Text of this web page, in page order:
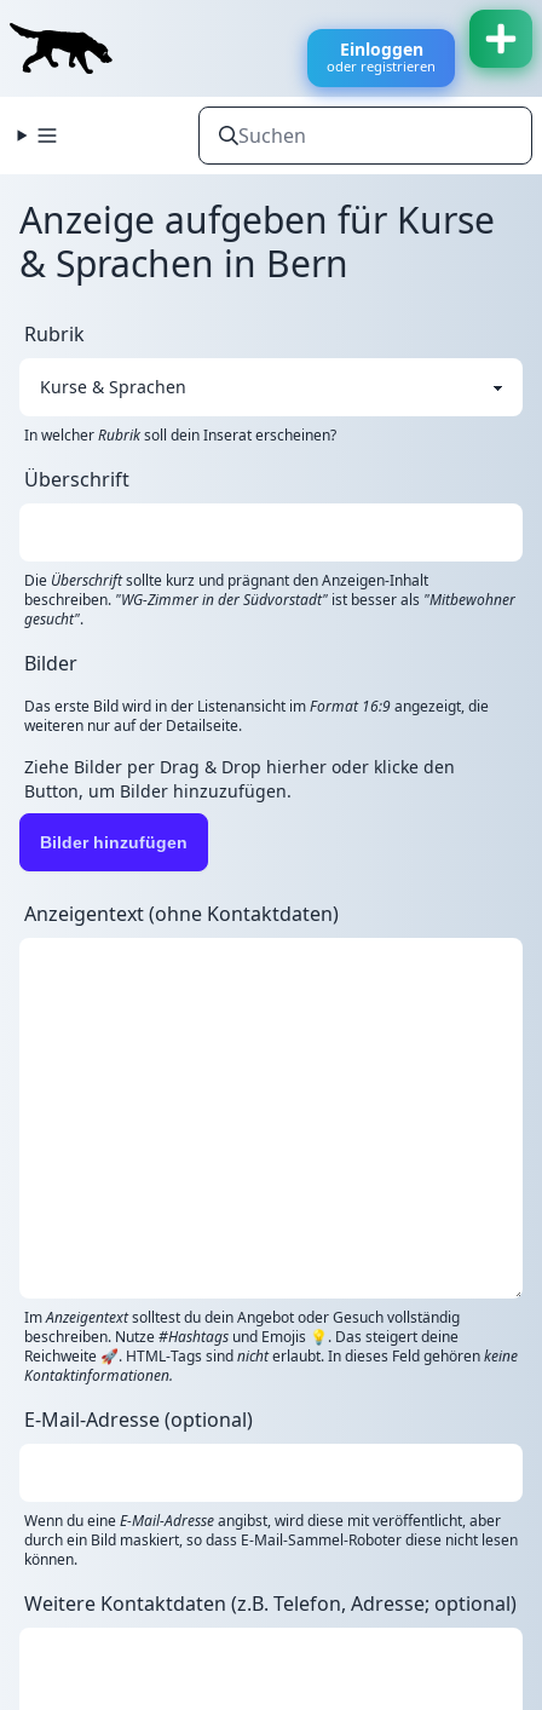
Einloggen
oder registrieren
Anzeige aufgeben für Kurse
& Sprachen in Bern
Rubrik
In welcherRubriksoll dein Inserat erscheinen?
Überschrift
Die Überschriftsollte kurz und prägnant den Anzeigen-Inhalt
beschreiben. "WG-Zimmer in der Südvorstadt" ist besser als "Mitbewohner
gesucht".
Bilder
Das erste Bild wird in der Listenansicht imFormat 16:9angezeigt, die
weiteren nur auf der Detailseite.
Ziehe Bilder per Drag & Drop hierher oder klicke den
Button, um Bilder hinzuzufügen.
Bilder hinzufügen
Anzeigentext (ohne Kontaktdaten)
ImAnzeigentextsolltest du dein Angebot oder Gesuch vollständig
beschreiben. Nutze#Hashtags und Emojis 💡. Das steigert deine
Reichweite 🚀. HTML-Tags sindnichterlaubt. In dieses Feld gehörenkeine
Kontaktinformationen.
E-Mail-Adresse (optional)
Wenn du eineE-Mail-Adresseangibst, wird diese mit veröffentlicht, aber
durch ein Bild maskiert, so dass E-Mail-Sammel-Roboter diese nicht lesen
können.
Weitere Kontaktdaten (z.B. Telefon, Adresse; optional)